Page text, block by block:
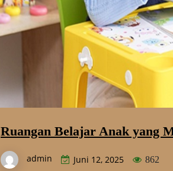
Ruangan Belajar Anak yang
admin Juni 12, 2025 862